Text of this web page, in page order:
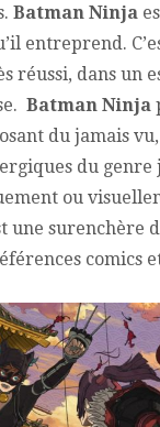
Batman Ninja
entreprend.
réussi, dans un
Batman Ninja
du jamais
du genre
ou
une surenchère
comics